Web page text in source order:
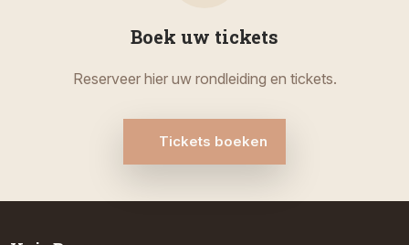
Boek uw tickets
Reserveer hier uw rondleiding en tickets.
Tickets boeken